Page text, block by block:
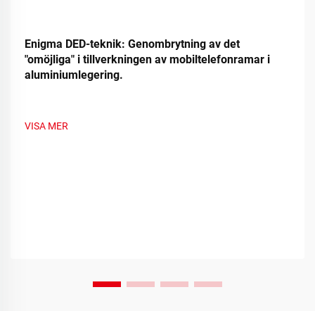
Enigma DED-teknik: Genombrytning av det
"omöjliga" i tillverkningen av mobiltelefonramar i
aluminiumlegering.
VISA MER